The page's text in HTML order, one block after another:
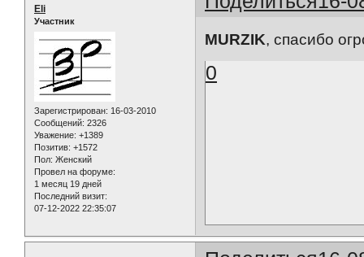
Eli
Участник
Зарегистрирован: 16-03-2010
Сообщений: 2326
Уважение: +1389
Позитив: +1572
Пол: Женский
Провел на форуме:
1 месяц 19 дней
Последний визит:
07-12-2022 22:35:07
MURZIK, спасибо
0